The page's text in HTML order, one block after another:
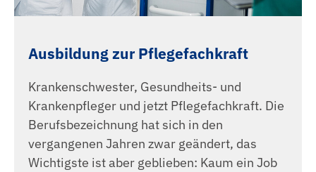
Ausbildung zur Pflegefachkraft
Krankenschwester, Gesundheits- und
Krankenpfleger und jetzt Pflegefachkraft. Die
Berufsbezeichnung hat sich in den
vergangenen Jahren zwar geändert, das
Wichtigste ist aber geblieben: Kaum ein Job